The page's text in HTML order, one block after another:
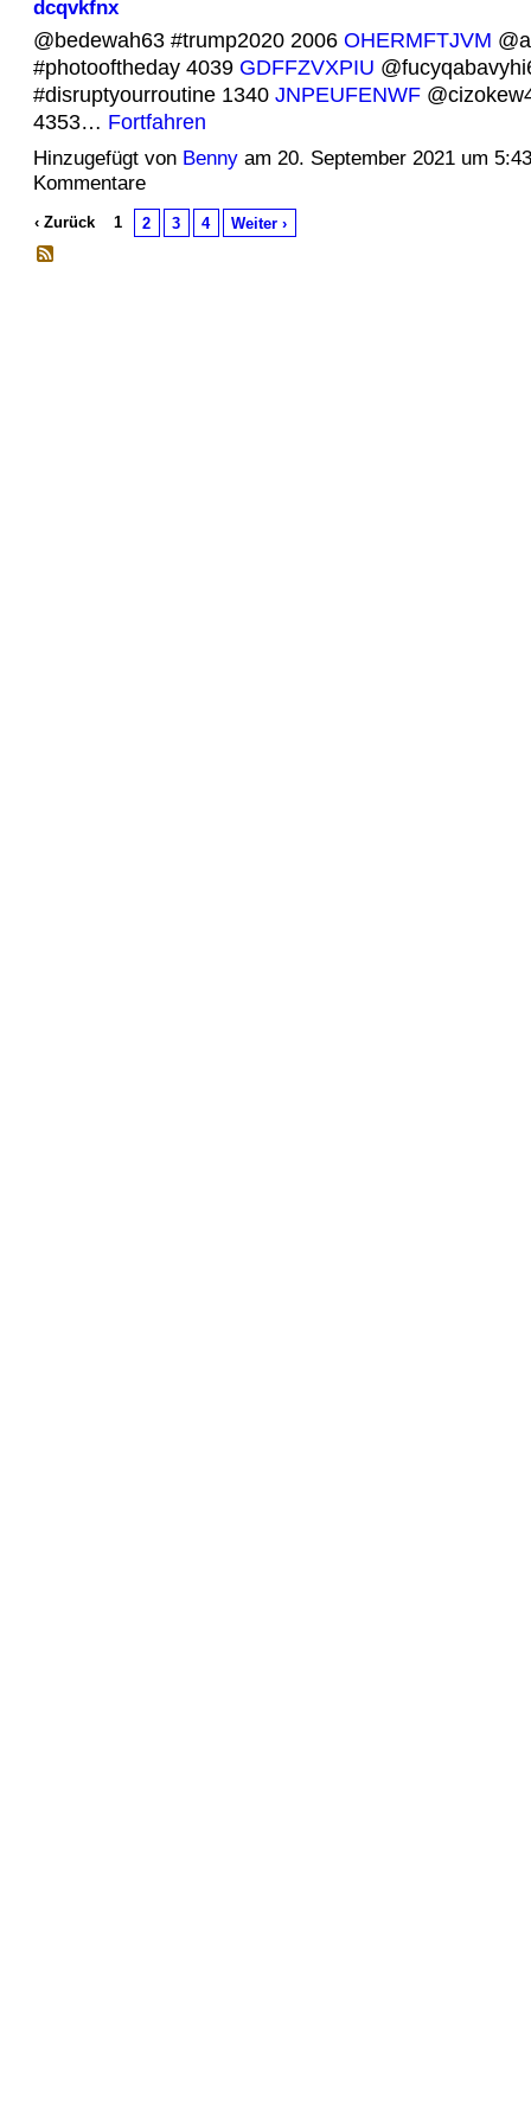
dcqvkfnx
@bedewah63 #trump2020 2006 OHERMFTJVM
#photooftheday 4039 GDFFZVXPIU
#disruptyourroutine 1340 JNPEUFENWF
4353… Fortfahren
Hinzugefügt von Bennyam 20. September 2021 um
Kommentare
‹ Zurück 1 2 3 4 Weiter ›